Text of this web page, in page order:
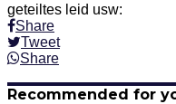
geteiltes leid usw:
Share
Tweet
Share
Recommended for